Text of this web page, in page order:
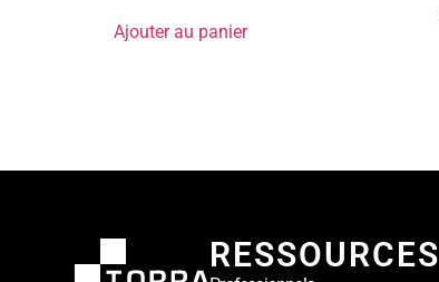
Ajouter au panier
RESSOURCES